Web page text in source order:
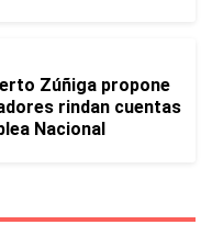
Zúñiga propone
rindan cuentas
Nacional